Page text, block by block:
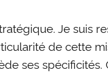
Je suis
de cette
ses spécificités.